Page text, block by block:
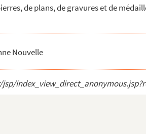
généralede plans, de gravures et de
Nouvelle